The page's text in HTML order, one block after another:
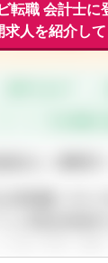
転職 会計士に
求人を紹介して